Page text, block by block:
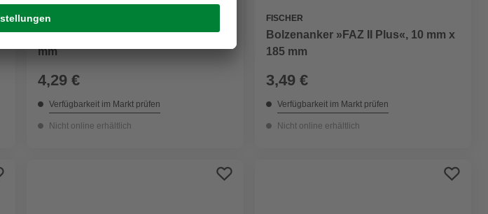
FISCHER
Bolzenanker »FBN II«, 12 mm x 254
mm
4,29 €
Verfügbarkeit im Markt prüfen
Nicht online erhältlich
FISCHER
Bolzenanker »FAZ II Plus«, 10 mm x
185 mm
3,49 €
Verfügbarkeit im Markt prüfen
Nicht online erhältlich